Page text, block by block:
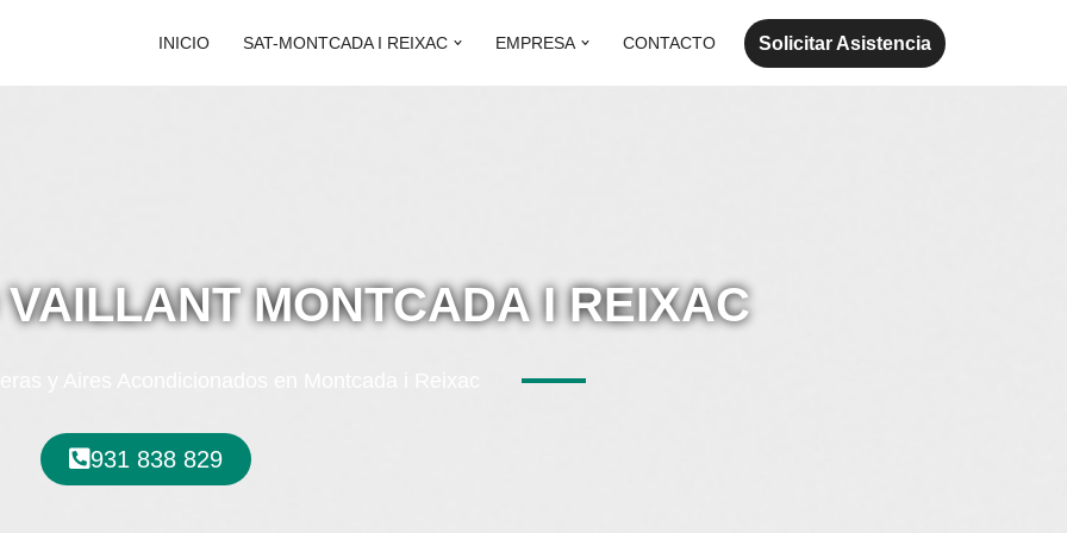
INICIO SAT-MONTCADA I REIXAC EMPRESA CONTACTO Solicitar Asistencia
MONTCADA I REIXAC
931 838 829